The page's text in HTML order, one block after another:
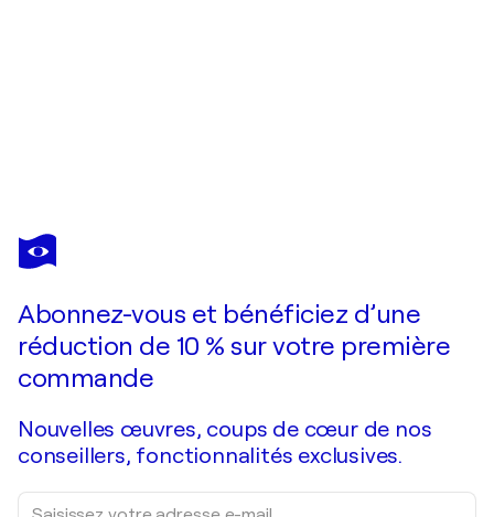
ANASTASIYA
VALIULINA
Je passe commande
Abonnez-vous et bénéficiez d’une
réduction de 10 % sur votre première
commande
Nouvelles œuvres, coups de cœur de nos
conseillers, fonctionnalités exclusives.